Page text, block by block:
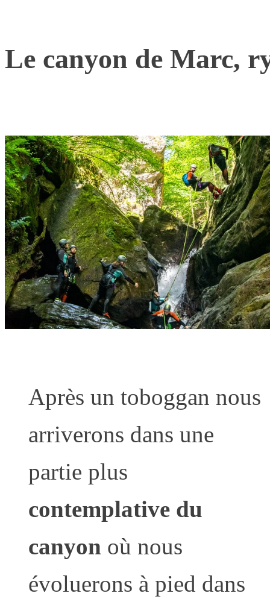
Le canyon de Marc,
Après un toboggan nous
arriverons dans une
partie plus
contemplative du
canyon où nous
évoluerons à pied dans